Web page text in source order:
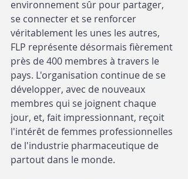
environnement sûr pour partager,
se connecter et se renforcer
véritablement les unes les autres,
FLP représente désormais fièrement
près de 400 membres à travers le
pays. L'organisation continue de se
développer, avec de nouveaux
membres qui se joignent chaque
jour, et, fait impressionnant, reçoit
l'intérêt de femmes professionnelles
de l'industrie pharmaceutique de
partout dans le monde.